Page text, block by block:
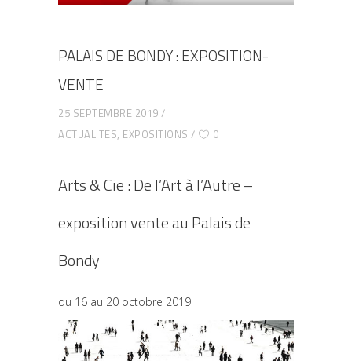
PALAIS DE BONDY : EXPOSITION-
VENTE
25 SEPTEMBRE 2019
ACTUALITES, EXPOSITIONS 0
Arts & Cie : De l’Art à l’Autre –
exposition vente au Palais de
Bondy
du 16 au 20 octobre 2019